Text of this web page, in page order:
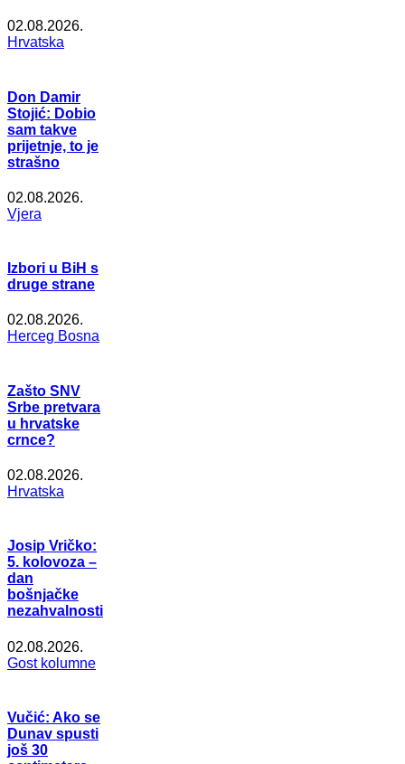
02.08.2026.
Hrvatska
Don Damir
Stojić: Dobio
sam takve
prijetnje, to je
strašno
02.08.2026.
Vjera
Izbori u BiH s
druge strane
02.08.2026.
Herceg Bosna
Zašto SNV
Srbe pretvara
u hrvatske
crnce?
02.08.2026.
Hrvatska
Josip Vričko:
5. kolovoza –
dan
bošnjačke
nezahvalnosti
02.08.2026.
Gost kolumne
Vučić: Ako se
Dunav spusti
još 30